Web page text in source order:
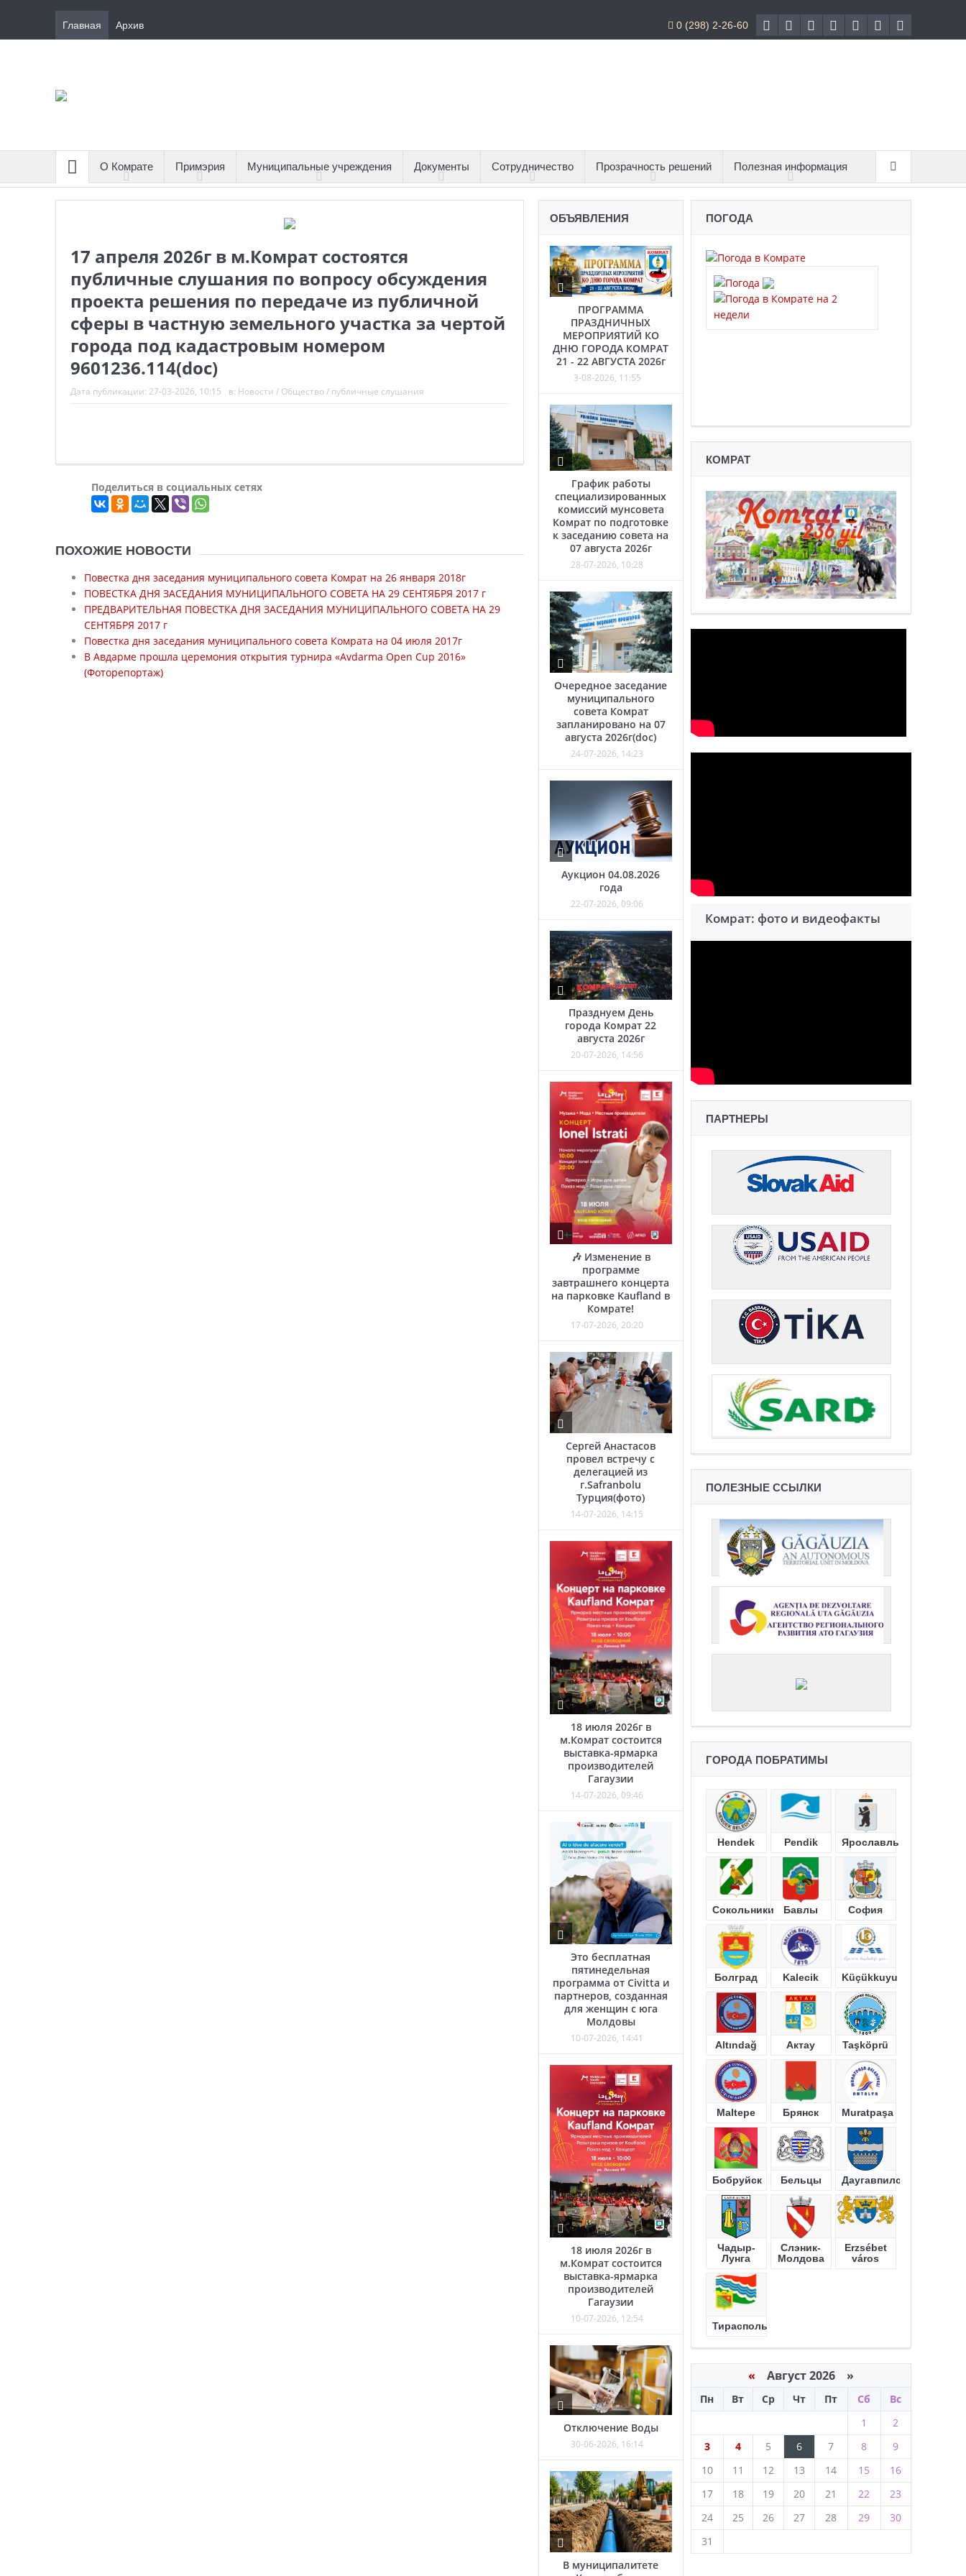
Главная Архив 0 (298) 2-26-60
О Комрате Примэрия Муниципальные учреждения Документы Сотрудничество Прозрачность решений Полезная информация
17 апреля 2026г в м.Комрат состоятся
публичные слушания по вопросу обсуждения
проекта решения по передаче из публичной
сферы в частную земельного участка за чертой
города под кадастровым номером
9601236.114(doc)
Дата публикации: 27-03-2026, 10:15 в: Новости / Общество/ публичные слушания
Поделиться в социальных сетях
ПОХОЖИЕ НОВОСТИ
Повестка дня заседания муниципального совета Комрат на 26 января 2018г
ПОВЕСТКА ДНЯ ЗАСЕДАНИЯ МУНИЦИПАЛЬНОГО СОВЕТА НА 29 СЕНТЯБРЯ 2017 г
ПРЕДВАРИТЕЛЬНАЯ ПОВЕСТКА ДНЯ ЗАСЕДАНИЯ МУНИЦИПАЛЬНОГО СОВЕТА НА 29
СЕНТЯБРЯ 2017 г
Повестка дня заседания муниципального совета Комрата на 04 июля 2017г
В Авдарме прошла церемония открытия турнира «Avdarma Open Cup 2016»
(Фоторепортаж)
ОБЪЯВЛЕНИЯ
ПРОГРАММА
ПРАЗДНИЧНЫХ
МЕРОПРИЯТИЙ КО
ДНЮ ГОРОДА КОМРАТ
21 - 22 АВГУСТА 2026г
3-08-2026, 11:55
График работы
специализированных
комиссий мунсовета
Комрат по подготовке
к заседанию совета на
07 августа 2026г
28-07-2026, 10:28
Очередное заседание
муниципального
совета Комрат
запланировано на 07
августа 2026г(doc)
24-07-2026, 14:23
Аукцион 04.08.2026
года
22-07-2026, 09:06
Празднуем День
города Комрат 22
августа 2026г
20-07-2026, 14:56
🎶 Изменение в
программе
завтрашнего концерта
на парковке Kaufland в
Комрате!
17-07-2026, 20:20
Сергей Анастасов
провел встречу с
делегацией из
г.Safranbolu
Турция(фото)
14-07-2026, 14:15
18 июля 2026г в
м.Комрат состоится
выставка-ярмарка
производителей
Гагаузии
14-07-2026, 09:46
Это бесплатная
пятинедельная
программа от Civitta и
партнеров, созданная
для женщин с юга
Молдовы
10-07-2026, 14:41
18 июля 2026г в
м.Комрат состоится
выставка-ярмарка
производителей
Гагаузии
10-07-2026, 12:54
Отключение Воды
30-06-2026, 16:14
В муниципалитете
ПОГОДА
КОМРАТ
Комрат: фото и видеофакты
ПАРТНЕРЫ
ПОЛЕЗНЫЕ ССЫЛКИ
ГОРОДА ПОБРАТИМЫ
Hendek Pendik Ярославль
Сокольники Бавлы София
Болград Kalecik Küçükkuyu
Altındağ Актау Taşköprü
Maltepe Брянск Muratpaşa
Бобруйск Бельцы Даугавпилс
Чадыр-
Лунга
Слэник-
Молдова
Erzsébet
város
Тирасполь
« Август 2026 »
Пн Вт Ср Чт Пт Сб
Вс
1
2
3
4 5 6 7 8
9
10
11 12 13 14 15
16
17
18 19 20 21 22
23
24
25 26 27 28 29
30
31